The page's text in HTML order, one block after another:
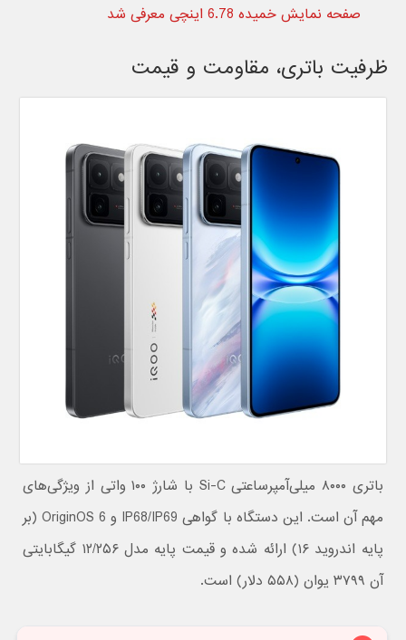
صفحه نمایش خمیده 6.78 اینچی معرفی شد
ظرفیت باتری، مقاومت و قیمت
باتری ۸۰۰۰ میلی‌آمپرساعتی Si-C با شارژ ۱۰۰ واتی از ویژگی‌های
مهم آن است. این دستگاه با گواهی IP68/IP69 و OriginOS 6 (بر
پایه اندروید ۱۶) ارائه شده و قیمت پایه مدل ۱۲/۲۵۶ گیگابایتی
آن ۳۷۹۹ یوان (۵۵۸ دلار) است.